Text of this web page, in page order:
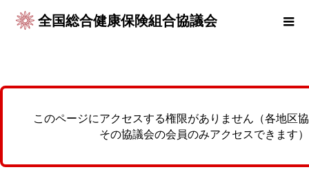
全国総合健康保険組合協議会
このページにアクセスする権限がありません（各地区
その協議会の会員のみアクセスできます